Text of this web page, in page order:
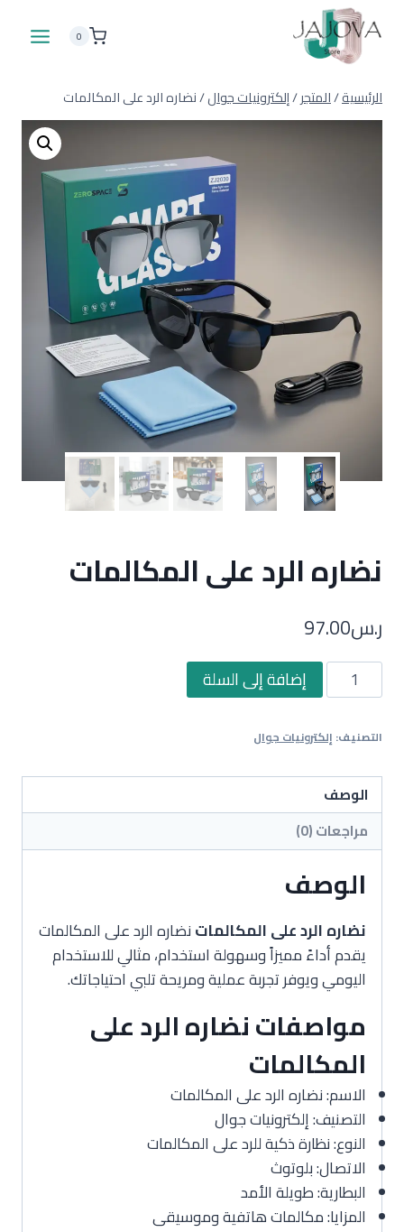
المحتوى
0
الرئيسية/المتجر/إلكترونيات جوال/نضاره الرد على المكالمات
نضاره الرد على المكالمات
ر.س97.00
كمية
نضاره
على
المكالمات
إضافة إلى السلة
التصنيف: إلكترونيات جوال
الوصف
مراجعات (0)
الوصف
نضاره الرد على المكالماتنضاره الرد على المكالمات
يقدم أداءً مميزاً وسهولة استخدام، مثالي للاستخدام
اليومي ويوفر تجربة عملية ومريحة تلبي احتياجاتك.
مواصفات نضاره الرد على
المكالمات
الاسم: نضاره الرد على المكالمات
التصنيف: إلكترونيات جوال
النوع: نظارة ذكية للرد على المكالمات
الاتصال: بلوتوث
البطارية: طويلة الأمد
المزايا: مكالمات هاتفية وموسيقى